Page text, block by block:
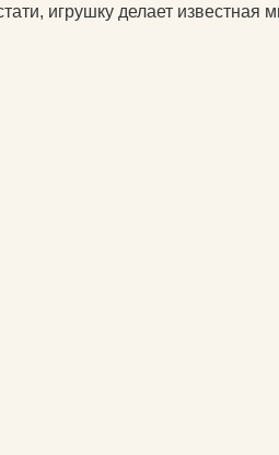
игрушку делает известная